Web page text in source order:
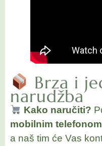
Brza i
narudžba
Kako naručiti?
mobilnim telefonom
a naš tim će Vas